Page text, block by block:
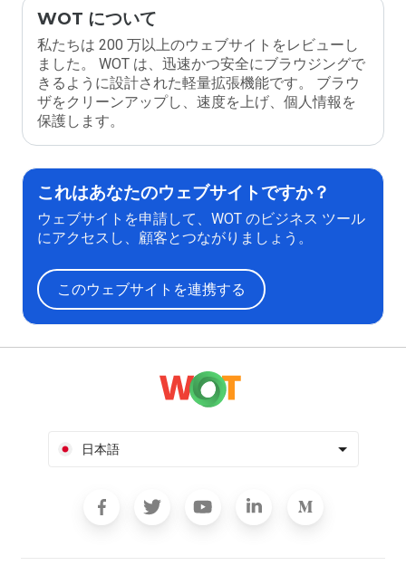
WOT について
私たちは 200 万以上のウェブサイトをレビューし
ました。 WOT は、迅速かつ安全にブラウジングで
きるように設計された軽量拡張機能です。 ブラウ
ザをクリーンアップし、速度を上げ、個人情報を
保護します。
これはあなたのウェブサイトですか？
ウェブサイトを申請して、WOT のビジネス ツール
にアクセスし、顧客とつながりましょう。
このウェブサイトを連携する
日本語